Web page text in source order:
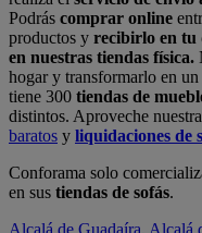
Podrás comprar online
productos y recibirlo en tu
en nuestras tiendas física.
hogar y transformarlo en
tiene 300 tiendas de
distintos. Aproveche
baratos y liquidaciones de
Conforama solo
en sus tiendas de sofás.
Alcalá de Guadaíra, Alcalá